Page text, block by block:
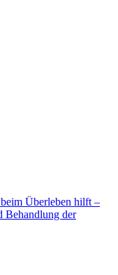
Überleben hilft –
Behandlung der